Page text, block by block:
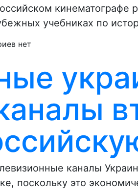
кинематографе
учебниках по
нет
каналы
поскольку это